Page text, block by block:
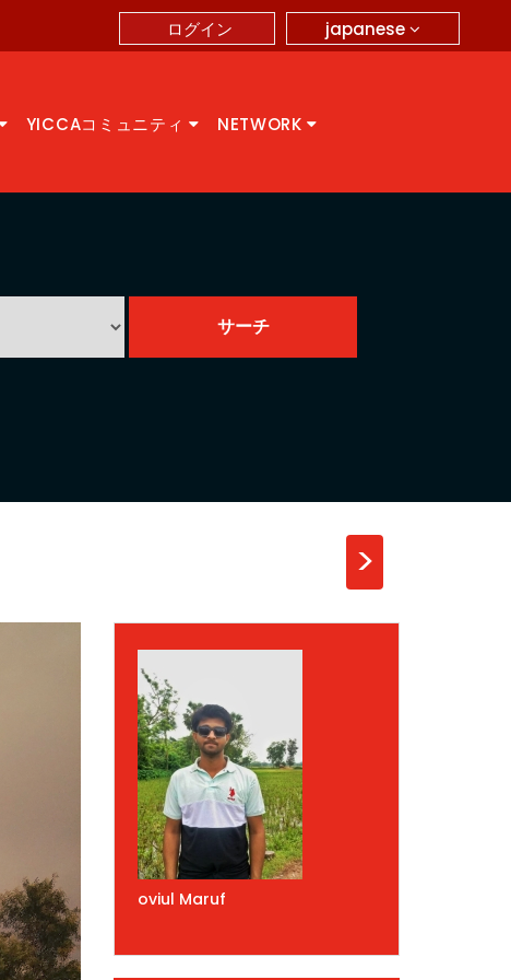
japanese
ログイン
YICCAコミュニティ NETWORK
>
oviul Maruf